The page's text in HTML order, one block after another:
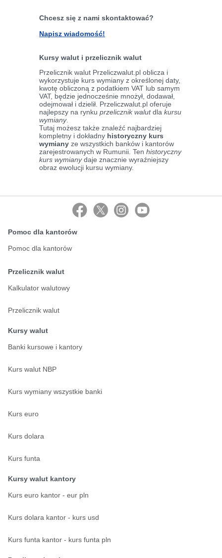
Chcesz się z nami skontaktować?
Napisz wiadomość!
Kursy walut i przelicznik walut
Przelicznik walut Przeliczwalut.pl oblicza i
wykorzystuje kurs wymiany z określonej daty,
kwotę obliczoną z podatkiem VAT lub samym
VAT, będzie jednocześnie mnożył, dodawał,
odejmował i dzielił. Przeliczwalut.pl oferuje
najlepszy na rynku przelicznik walutdla kursu
wymiany.
Tutaj możesz także znaleźć najbardziej
kompletny i dokładny historyczny kurs
wymiany ze wszystkich banków i kantorów
zarejestrowanych w Rumunii. Ten historyczny
kurs wymianydaje znacznie wyraźniejszy
obraz ewolucji kursu wymiany.
Pomoc dla kantorów
Pomoc dla kantorów
Przelicznik walut
Kalkulator walutowy
Przelicznik walut
Kursy walut
Banki kursowe i kantory
Kurs walut NBP
Kurs wymiany wszystkie banki
Kurs euro
Kurs dolara
Kurs funta
Kursy walut kantory
Kurs euro kantor - eur pln
Kurs dolara kantor - kurs usd
Kurs funta kantor - kurs funta pln